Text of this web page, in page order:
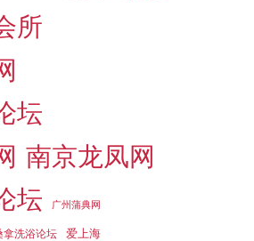
所
坛
南京龙凤网
坛
广州蒲典网
拿洗浴论坛
爱上海